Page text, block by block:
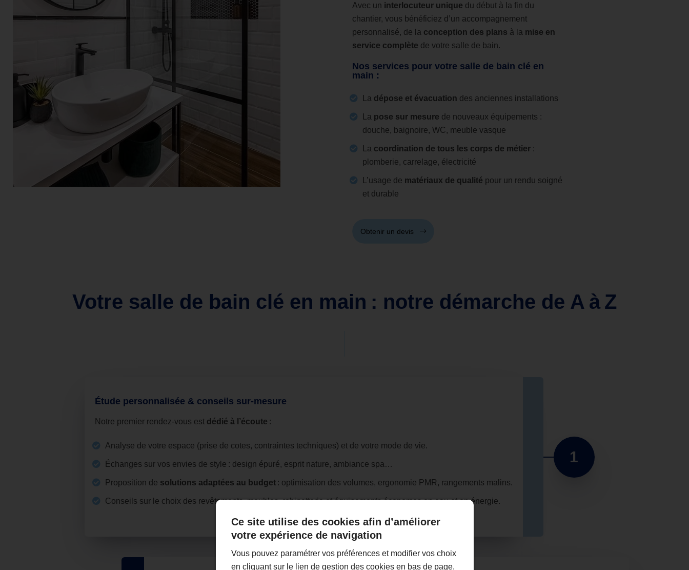
Avec un interlocuteur unique du début à la fin du
chantier, vous bénéficiez d’un accompagnement
personnalisé, de la conception des plans à la mise en
service complète de votre salle de bain.
Nos services pour votre salle de bain clé en
main :
La dépose et évacuation des anciennes installations
La pose sur mesure de nouveaux équipements :
douche, baignoire, WC, meuble vasque
La coordination de tous les corps de métier:
plomberie, carrelage, électricité
L’usage de matériaux de qualité pour un rendu soigné
et durable
Obtenir un devis
Votre salle de bain clé en main : notre démarche de A à Z
1
Étude personnalisée & conseils sur‑mesure
Notre premier rendez‑vous est dédié à l’écoute :
Analyse de votre espace (prise de cotes, contraintes techniques) et de votre mode de vie.
Échanges sur vos envies de style : design épuré, esprit nature, ambiance spa…
Proposition de solutions adaptées au budget: optimisation des volumes, ergonomie PMR, rangements malins.
Conseils sur le choix des revêtements, meubles, robinetterie et équipements économes en eau et en énergie.
Ce site utilise des cookies afin d’améliorer
votre expérience de navigation
Vous pouvez paramétrer vos préférences et modifier vos choix
en cliquant sur le lien de gestion des cookies en bas de page.